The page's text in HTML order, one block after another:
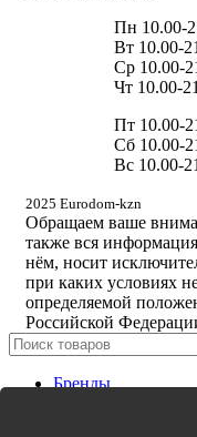
Пн 10.00-
Вт 10.00-
Ср 10.00-
Чт 10.00-
Пт 10.00-
Сб 10.00-
Вс 10.00-
2025 Eurodom-kzn
Обращаем ваше
также вся
нём, носит
при каких условиях
определяемой
Российской
Бренды